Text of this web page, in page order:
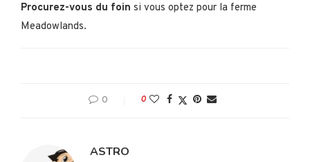
Procurez-vous du foin si vous optez pour la ferme
Meadowlands.
0 0
ASTRO